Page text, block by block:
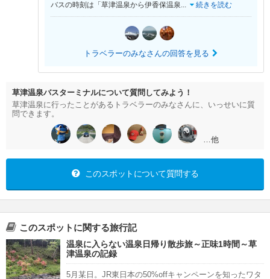
バスの時刻は「草津温泉から伊香保温泉
続きを読む
トラベラーのみなさんの回答を見る
草津温泉バスターミナルについて質問してみよう！
草津温泉に行ったことがあるトラベラーのみなさんに、いっせいに質
問できます。
…他
このスポットについて質問する
このスポットに関する旅行記
温泉に入らない温泉日帰り散歩旅～正味1時間～草
津温泉の記録
5月某日。JR東日本の50%offキャンペーンを知ったワタ